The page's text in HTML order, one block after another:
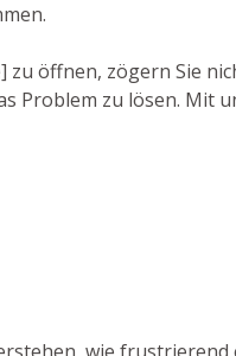
öffnen, zögern Sie
Problem zu lösen. Mit